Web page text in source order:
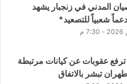
المدني في زنجبار يشهد
شعبياً للتصعيد*
ترفع عقوبات عن كيانات مرتبطة
تبشر بالاتفاق